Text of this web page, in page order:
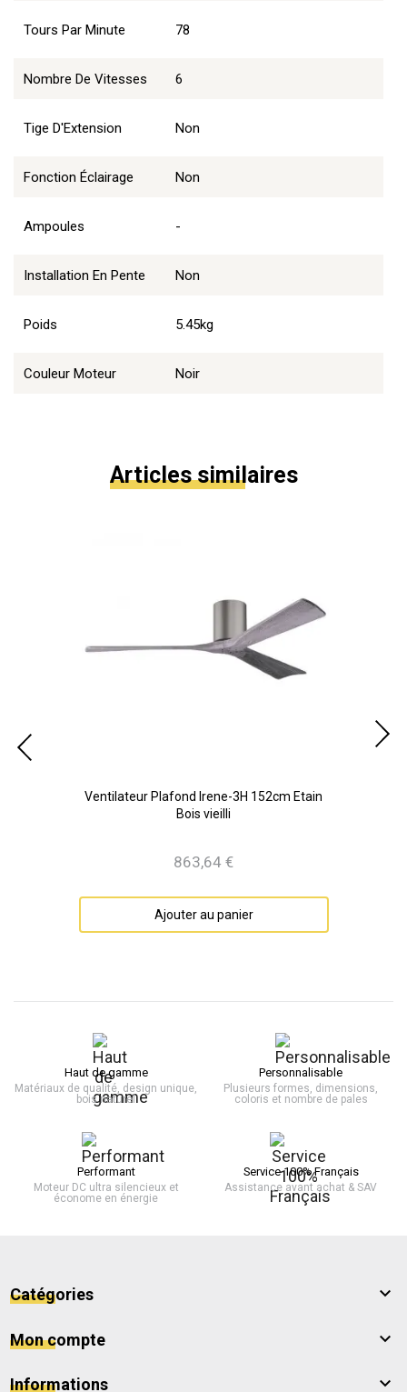
Tours Par Minute 78
Nombre De Vitesses 6
Tige D'Extension Non
Fonction Éclairage Non
Ampoules -
Installation En Pente Non
Poids 5.45kg
Couleur Moteur Noir
Articles similaires
Ventilateur Plafond Irene-3H 152cm Etain
Bois vieilli
Prix
863,64 €
Ajouter au panier
Haut de gamme
Matériaux de qualité, design unique,
bois naturel
Personnalisable
Plusieurs formes, dimensions,
coloris et nombre de pales
Performant
Moteur DC ultra silencieux et
économe en énergie
Service 100% Français
Assistance avant achat & SAV
Catégories 
Mon compte 
Informations 